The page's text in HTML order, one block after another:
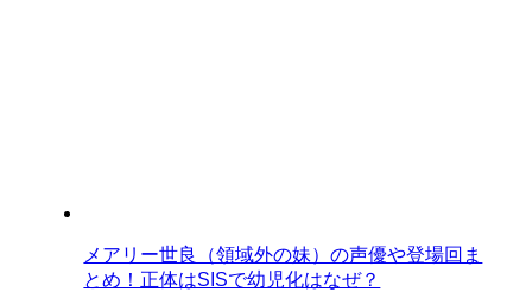
メアリー世良（領域外の妹）の声優や登場回ま
とめ！正体はSISで幼児化はなぜ？